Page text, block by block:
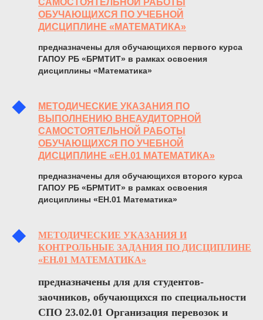
САМОСТОЯТЕЛЬНОЙ РАБОТЫ
ОБУЧАЮЩИХСЯ ПО УЧЕБНОЙ
ДИСЦИПЛИНЕ «МАТЕМАТИКА»
предназначены для обучающихся первого курса
ГАПОУ РБ «БРМТИТ» в рамках освоения
дисциплины «Математика»
МЕТОДИЧЕСКИЕ УКАЗАНИЯ ПО
ВЫПОЛНЕНИЮ ВНЕАУДИТОРНОЙ
САМОСТОЯТЕЛЬНОЙ РАБОТЫ
ОБУЧАЮЩИХСЯ ПО УЧЕБНОЙ
ДИСЦИПЛИНЕ «ЕН.01 МАТЕМАТИКА»
предназначены для обучающихся второго курса
ГАПОУ РБ «БРМТИТ» в рамках освоения
дисциплины «ЕН.01 Математика»
МЕТОДИЧЕСКИЕ УКАЗАНИЯ И
КОНТРОЛЬНЫЕ ЗАДАНИЯ ПО ДИСЦИПЛИНЕ
«ЕН.01 МАТЕМАТИКА»
предназначены для для студентов-
заочников, обучающихся по специальности
СПО 23.02.01 Организация перевозок и